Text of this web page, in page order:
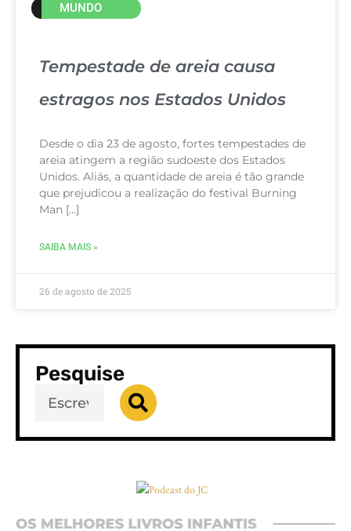
MUNDO
Tempestade de areia causa
estragos nos Estados Unidos
Desde o dia 23 de agosto, fortes tempestades de
areia atingem a região sudoeste dos Estados
Unidos. Aliás, a quantidade de areia é tão grande
que prejudicou a realização do festival Burning
Man […]
SAIBA MAIS »
26 de agosto de 2025
Pesquise